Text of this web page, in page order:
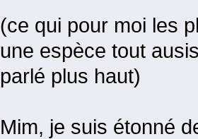
(ce qui pour moi les
une espèce tout
parlé plus haut)
Mim, je suis étonné